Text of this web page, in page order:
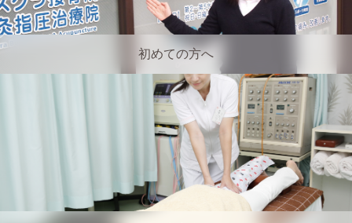
初めての方へ